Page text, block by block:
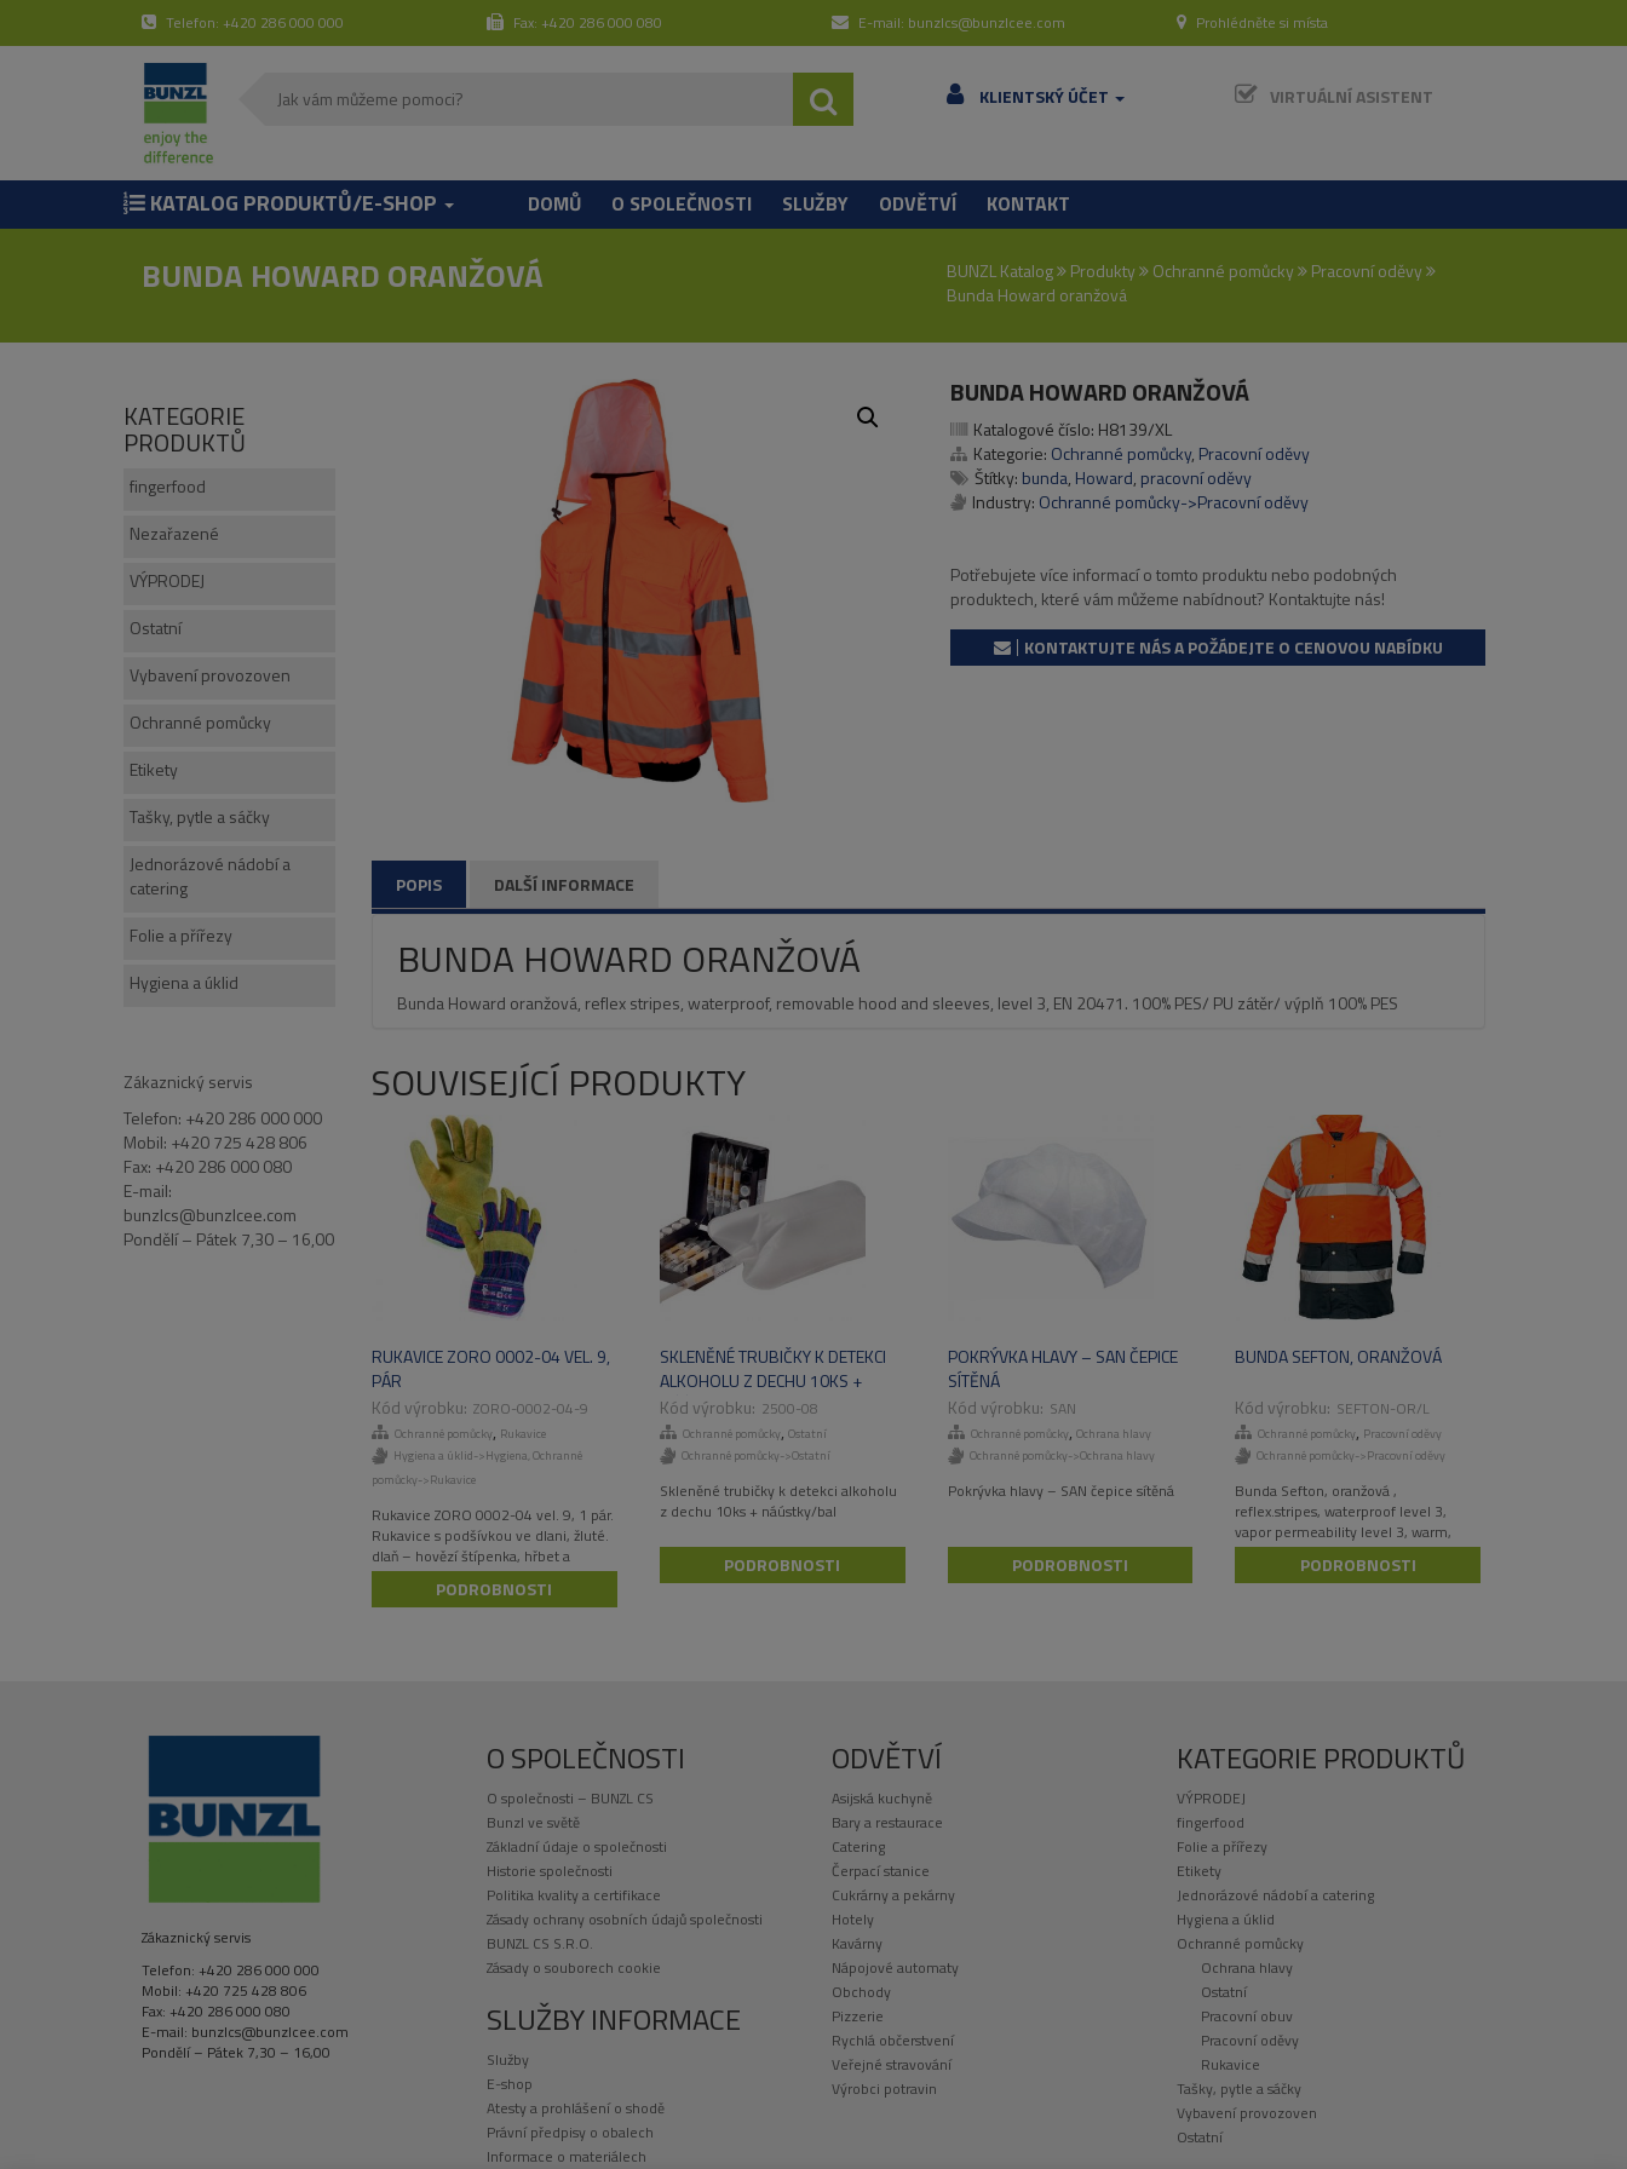
Telefon: +420 286 000 000 Fax: +420 286 000 080 E-mail: bunzlcs@bunzlcee.com Prohlédněte si místa
KLIENTSKÝ ÚČET VIRTUÁLNÍ ASISTENT
KATALOG PRODUKTŮ/E-SHOP DOMŮ O SPOLEČNOSTI SLUŽBY ODVĚTVÍ KONTAKT
BUNDA HOWARD ORANŽOVÁ BUNZL Katalog Produkty Ochranné pomůcky
Pracovní oděvy
Bunda Howard oranžová
BUNDA HOWARD ORANŽOVÁ
Katalogové číslo: H8139/XL
Kategorie: Ochranné pomůcky, Pracovní oděvy
Štítky: bunda, Howard, pracovní oděvy
Industry: Ochranné pomůcky->Pracovní oděvy
Potřebujete více informací o tomto produktu nebo podobných
produktech, které vám můžeme nabídnout? Kontaktujte nás!
KONTAKTUJTE NÁS A POŽÁDEJTE O CENOVOU NABÍDKU
POPIS DALŠÍ INFORMACE
BUNDA HOWARD ORANŽOVÁ
Bunda Howard oranžová, reflex stripes, waterproof, removable hood and sleeves, level 3, EN 20471. 100% PES/ PU zátěr/ výplň 100% PES
SOUVISEJÍCÍ PRODUKTY
RUKAVICE ZORO 0002-04 VEL. 9,
PÁR
ZORO-0002-04-9
Ochranné pomůcky, Rukavice
Hygiena a úklid->Hygiena, Ochranné
pomůcky->Rukavice
Rukavice ZORO 0002-04 vel. 9, 1 pár.
Rukavice s podšívkou ve dlani, žluté.
dlaň – hovězí štípenka, hřbet a
manžeta – bavlněná tkanina.
Doporučené použití: určeno pro
PODROBNOSTI
SKLENĚNÉ TRUBIČKY K DETEKCI
ALKOHOLU Z DECHU 10KS +
NÁÚSTKY/BAL 2500-08
Ochranné pomůcky, Ostatní
Ochranné pomůcky->Ostatní
Skleněné trubičky k detekci alkoholu
z dechu 10ks + náústky/bal
PODROBNOSTI
POKRÝVKA HLAVY – SAN ČEPICE
SÍTĚNÁ
SAN
Ochranné pomůcky, Ochrana hlavy
Ochranné pomůcky->Ochrana hlavy
Pokrývka hlavy – SAN čepice sítěná
PODROBNOSTI
BUNDA SEFTON, ORANŽOVÁ
SEFTON-OR/L
Ochranné pomůcky, Pracovní oděvy
Ochranné pomůcky->Pracovní oděvy
Bunda Sefton, oranžová ,
reflex.stripes, waterproof level 3,
vapor permeability level 3, warm,
hood in the collar, inside knit cuffs,
EN ISO 20470PODROBNOSTI
KATEGORIE
PRODUKTŮ
fingerfood
Nezařazené
VÝPRODEJ
Ostatní
Vybavení provozoven
Ochranné pomůcky
Etikety
Tašky, pytle a sáčky
Jednorázové nádobí a
catering
Folie a přířezy
Hygiena a úklid
Zákaznický servis
Telefon: +420 286 000 000
Mobil: +420 725 428 806
Fax: +420 286 000 080
E-mail:
bunzlcs@bunzlcee.com
Pondělí – Pátek 7,30 – 16,00
Zákaznický servis
Telefon: +420 286 000 000
Mobil: +420 725 428 806
Fax: +420 286 000 080
E-mail: bunzlcs@bunzlcee.com
Pondělí – Pátek 7,30 – 16,00
O SPOLEČNOSTI
O společnosti – BUNZL CS
Bunzl ve světě
Základní údaje o společnosti
Historie společnosti
Politika kvality a certifikace
Zásady ochrany osobních údajů společnosti
BUNZL CS S.R.O.
Zásady o souborech cookie
SLUŽBY INFORMACE
Služby
E-shop
Atesty a prohlášení o shodě
Právní předpisy o obalech
Informace o materiálech
ODVĚTVÍ
Asijská kuchyně
Bary a restaurace
Catering
Čerpací stanice
Cukrárny a pekárny
Hotely
Kavárny
Nápojové automaty
Obchody
Pizzerie
Rychlá občerstvení
Veřejné stravování
Výrobci potravin
KATEGORIE PRODUKTŮ
VÝPRODEJ
fingerfood
Folie a přířezy
Etikety
Jednorázové nádobí a catering
Hygiena a úklid
Ochranné pomůcky
Ochrana hlavy
Ostatní
Pracovní obuv
Pracovní oděvy
Rukavice
Tašky, pytle a sáčky
Vybavení provozoven
Ostatní